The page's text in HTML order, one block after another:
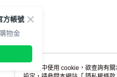
本網站中使用 cookie，欲查詢有
方帳號
物金